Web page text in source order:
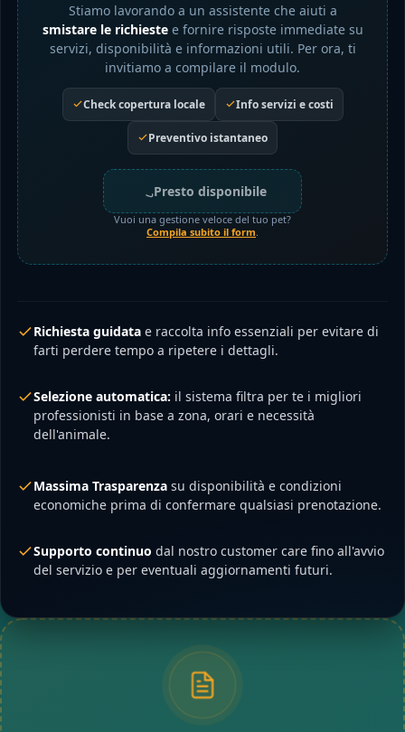
Stiamo lavorando a un assistente che aiuti a
smistare le richiestee fornire risposte immediate su
servizi, disponibilità e informazioni utili. Per ora, ti
invitiamo a compilare il modulo.
Check copertura locale Info servizi e costi
Preventivo istantaneo
Presto disponibile
Vuoi una gestione veloce del tuo pet?
Compila subito il form
Richiesta guidata e raccolta info essenziali per evitare di
farti perdere tempo a ripetere i dettagli.
Selezione automatica: il sistema filtra per te i migliori
professionisti in base a zona, orari e necessità
dell'animale.
Massima Trasparenza su disponibilità e condizioni
economiche prima di confermare qualsiasi prenotazione.
Supporto continuo dal nostro customer care fino all'avvio
del servizio e per eventuali aggiornamenti futuri.